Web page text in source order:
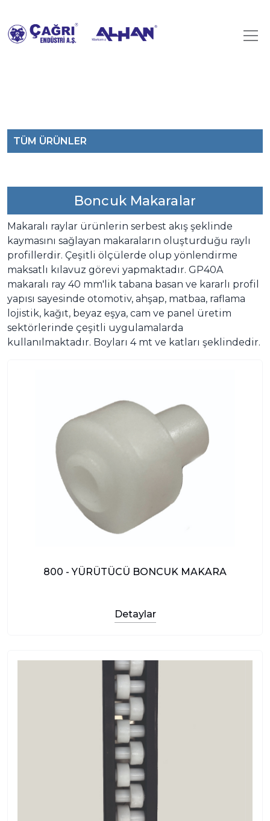
TÜM ÜRÜNLER
Boncuk Makaralar
Makaralı raylar ürünlerin serbest akış şeklinde
kaymasını sağlayan makaraların oluşturduğu raylı
profillerdir. Çeşitli ölçülerde olup yönlendirme
maksatlı kılavuz görevi yapmaktadır. GP40A
makaralı ray 40 mm'lik tabana basan ve kararlı profil
yapısı sayesinde otomotiv, ahşap, matbaa, raflama
lojistik, kağıt, beyaz eşya, cam ve panel üretim
sektörlerinde çeşitli uygulamalarda
kullanılmaktadır. Boyları 4 mt ve katları şeklindedir.
800 - YÜRÜTÜCÜ BONCUK MAKARA
Detaylar